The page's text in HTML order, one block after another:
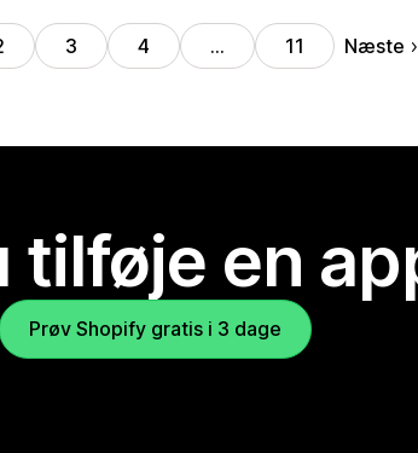
3 4 … 11 Næste
tilføje en
Prøv Shopify gratis i 3 dage